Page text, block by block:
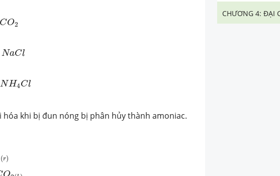
CO2
NaCl
NH4Cl
l
khi bị đun nóng bị phân hủy thành amoniac.
(r)
( k
CHƯƠNG 4: ĐẠI